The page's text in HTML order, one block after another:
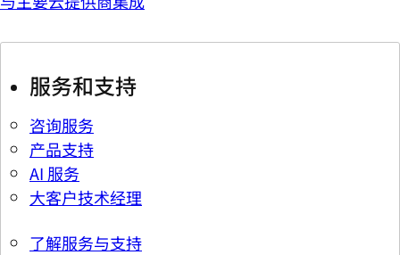
服务和支持
咨询服务
产品支持
AI 服务
大客户技术经理
了解服务与支持